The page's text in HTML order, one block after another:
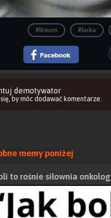
#liceum #laska
demotywator
, by móc dodawać komentarze.
memy poniżej
to rośnie siłownia